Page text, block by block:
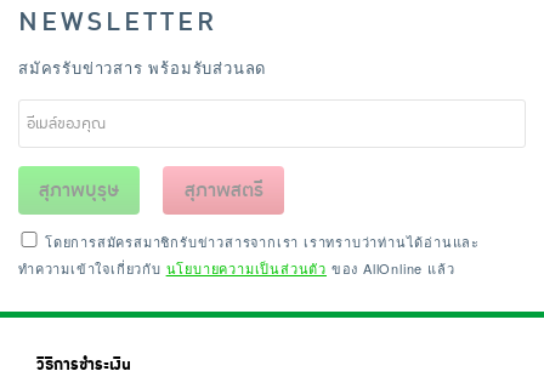
NEWSLETTER
สมัครรับข่าวสาร พร้อมรับส่วนลด
สุภาพบุรุษ สุภาพสตรี
โดยการสมัครสมาชิกรับข่าวสารจากเรา เราทราบว่าท่านได้อ่านและ
ทำความเข้าใจเกี่ยวกับ นโยบายความเป็นส่วนตัว ของ AllOnline แล้ว
วิธีการชำระเงิน